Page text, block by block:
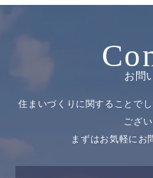
お問
住まいづくりに関することで
ござ
まずはお気軽にお